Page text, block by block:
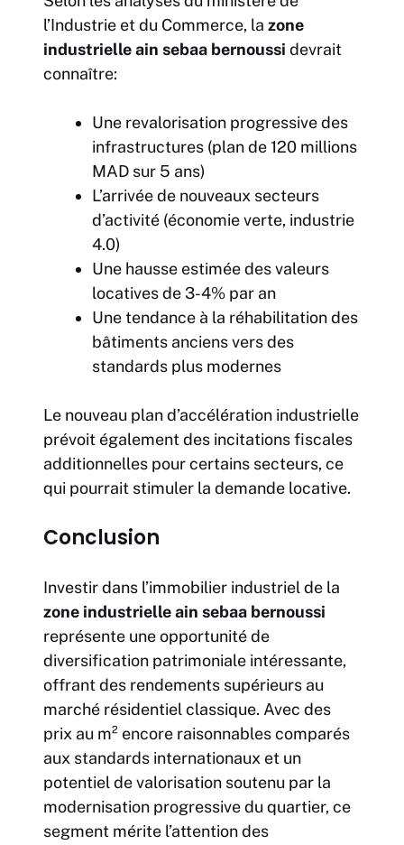
l’Industrie et du Commerce, la zone
industrielle ain sebaa bernoussi devrait
connaître:
Une revalorisation progressive des
infrastructures (plan de 120 millions
MAD sur 5 ans)
L’arrivée de nouveaux secteurs
d’activité (économie verte, industrie
4.0)
Une hausse estimée des valeurs
locatives de 3-4% par an
Une tendance à la réhabilitation des
bâtiments anciens vers des
standards plus modernes
Le nouveau plan d’accélération industrielle
prévoit également des incitations fiscales
additionnelles pour certains secteurs, ce
qui pourrait stimuler la demande locative.
Conclusion
Investir dans l’immobilier industriel de la
zone industrielle ain sebaa bernoussi
représente une opportunité de
diversification patrimoniale intéressante,
offrant des rendements supérieurs au
marché résidentiel classique. Avec des
prix au m² encore raisonnables comparés
aux standards internationaux et un
potentiel de valorisation soutenu par la
modernisation progressive du quartier, ce
segment mérite l’attention des